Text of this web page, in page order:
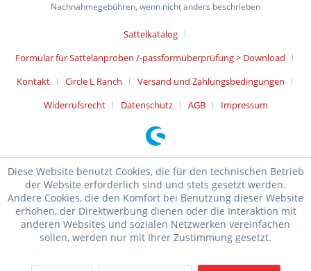
Nachnahmegebühren, wenn nicht anders beschrieben
Sattelkatalog
Formular für Sattelanproben /-passformüberprüfung > Download
Kontakt
Circle L Ranch
Versand und Zahlungsbedingungen
Widerrufsrecht
Datenschutz AGB Impressum
Diese Website benutzt Cookies, die für den technischen Betrieb
der Website erforderlich sind und stets gesetzt werden.
Andere Cookies, die den Komfort bei Benutzung dieser Website
erhöhen, der Direktwerbung dienen oder die Interaktion mit
anderen Websites und sozialen Netzwerken vereinfachen
sollen, werden nur mit Ihrer Zustimmung gesetzt.